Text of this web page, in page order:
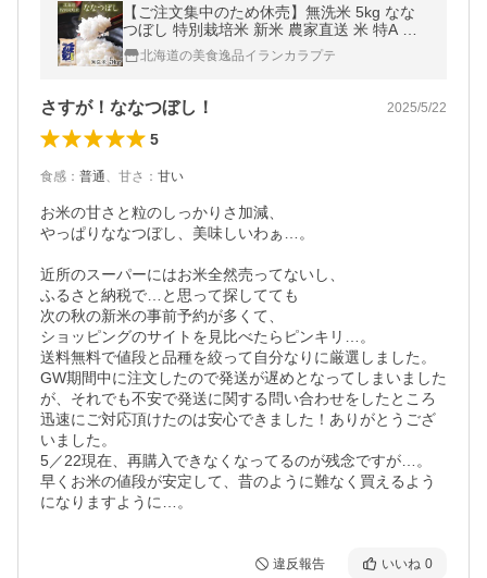
【ご注文集中のため休売】無洗米 5kg なな
つぼし 特別栽培米 新米 農家直送 米 特A 令
和7年 2025年 特A(14年連続)獲得 北海道産
爆買北海道の美食逸品イランカラプテ
さすが！ななつぼし！ 2025/5/22
5
食感 ： 普通、 甘さ ： 甘い
お米の甘さと粒のしっかりさ加減、
やっぱりななつぼし、美味しいわぁ…。
近所のスーパーにはお米全然売ってないし、
ふるさと納税で…と思って探してても
次の秋の新米の事前予約が多くて、
ショッピングのサイトを見比べたらピンキリ…。
送料無料で値段と品種を絞って自分なりに厳選しました。
GW期間中に注文したので発送が遅めとなってしまいました
が、それでも不安で発送に関する問い合わせをしたところ
迅速にご対応頂けたのは安心できました！ありがとうござ
いました。
5／22現在、再購入できなくなってるのが残念ですが…。
早くお米の値段が安定して、昔のように難なく買えるよう
になりますように…。
違反報告 いいね 0